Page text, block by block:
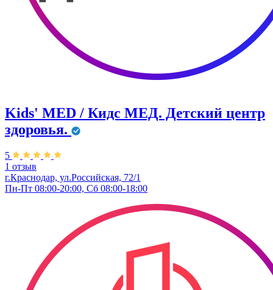
Kids' MED / Кидс МЕД. Детский центр
здоровья.
5
1 отзыв
г.Краснодар, ул.Российская, 72/1
Пн-Пт 08:00-20:00, Сб 08:00-18:00